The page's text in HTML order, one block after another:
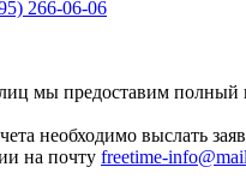
266-06-06
мы предоставим полный
необходимо выслать
на почту freetime-